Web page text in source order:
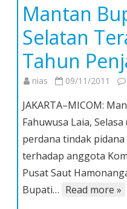
Mantan
Selatan
Tahun
nias 09/11/2011
JAKARTA–MICOM:
Fahuwusa Laia,
perdana tindak
terhadap anggota
Pusat Saut
Bupati… Read more »